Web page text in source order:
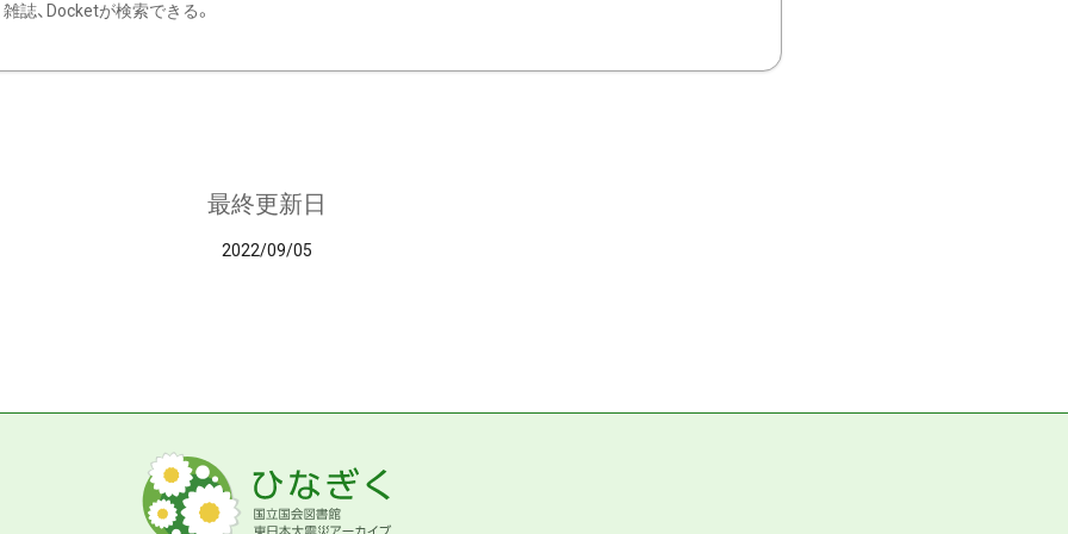
雑誌、Docketが検索できる。
最終更新日
2022/09/05